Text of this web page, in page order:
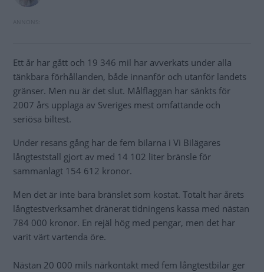
Ett år har gått och 19 346 mil har avverkats under alla
tänkbara förhållanden, både innanför och utanför landets
gränser. Men nu är det slut. Målflaggan har sänkts för
2007 års upplaga av Sveriges mest omfattande och
seriösa biltest.
Under resans gång har de fem bilarna i Vi Bilägares
långteststall gjort av med 14 102 liter bränsle för
sammanlagt 154 612 kronor.
Men det är inte bara bränslet som kostat. Totalt har årets
långtestverksamhet dränerat tidningens kassa med nästan
784 000 kronor. En rejäl hög med pengar, men det har
varit värt vartenda öre.
Nästan 20 000 mils närkontakt med fem långtestbilar ger